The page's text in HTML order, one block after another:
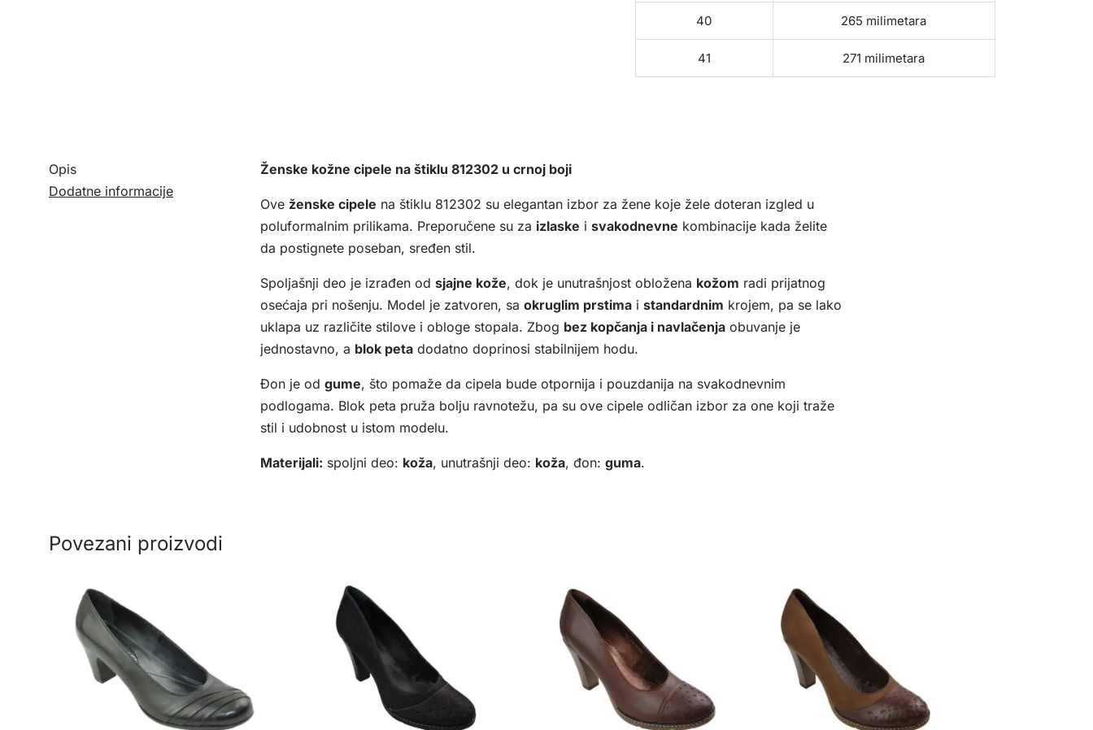
40 265 milimetara
41 271 milimetara
Opis
Dodatne informacije
Ženske kožne cipele na štiklu 812302 u crnoj boji
Ove ženske cipele na štiklu 812302 su elegantan izbor za žene koje žele doteran izgled u
poluformalnim prilikama. Preporučene su za izlaske i svakodnevne kombinacije kada želite
da postignete poseban, sređen stil.
Spoljašnji deo je izrađen od sjajne kože, dok je unutrašnjost obložena kožom radi prijatnog
osećaja pri nošenju. Model je zatvoren, sa okruglim prstima i standardnim krojem, pa se lako
uklapa uz različite stilove i obloge stopala. Zbog bez kopčanja i navlačenja obuvanje je
jednostavno, a blok peta dodatno doprinosi stabilnijem hodu.
Đon je od gume, što pomaže da cipela bude otpornija i pouzdanija na svakodnevnim
podlogama. Blok peta pruža bolju ravnotežu, pa su ove cipele odličan izbor za one koji traže
stil i udobnost u istom modelu.
Materijali: spoljni deo: koža, unutrašnji deo: koža, đon: guma.
Povezani proizvodi